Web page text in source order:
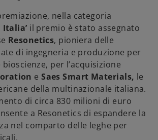
nella categoria
Italia’ il premio è stato assegnato
Resonetics, pioniera delle
di ingegneria e produzione per
per l’acquisizione
eSaes Smart Materials, le
della multinazionale italiana.
di circa 830 milioni di euro
a Resonetics di espandere la
nel comparto delle leghe per